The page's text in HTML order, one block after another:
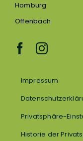
Homburg
Offenbach
Impressum
Privatsphäre-
Historie der